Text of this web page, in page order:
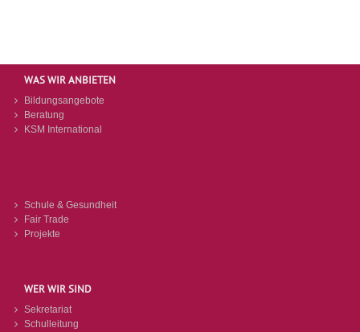
WAS WIR ANBIETEN
Bildungsangebote
Beratung
KSM International
Schule & Gesundheit
Fair Trade
Projekte
WER WIR SIND
Sekretariat
Schulleitung